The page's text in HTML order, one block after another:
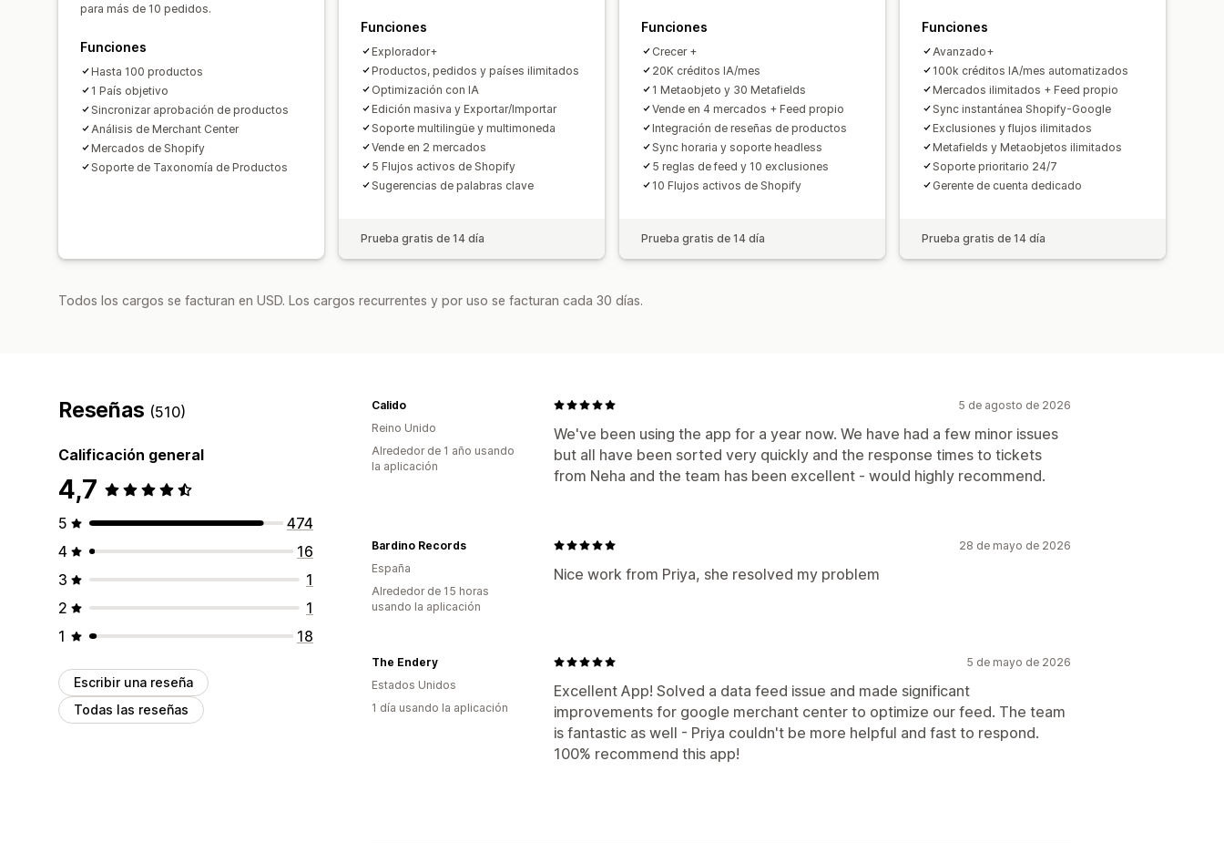
para más de 10 pedidos.
Funciones
Hasta 100 productos
1 País objetivo
Sincronizar aprobación de productos
Análisis de Merchant Center
Mercados de Shopify
Soporte de Taxonomía de Productos
Funciones
Explorador+
Productos, pedidos y países ilimitados
Optimización con IA
Edición masiva y Exportar/Importar
Soporte multilingüe y multimoneda
Vende en 2 mercados
5 Flujos activos de Shopify
Sugerencias de palabras clave
Prueba gratis de 14 día
Funciones
Crecer +
20K créditos IA/mes
1 Metaobjeto y 30 Metafields
Vende en 4 mercados + Feed propio
Integración de reseñas de productos
Sync horaria y soporte headless
5 reglas de feed y 10 exclusiones
10 Flujos activos de Shopify
Prueba gratis de 14 día
Funciones
Avanzado+
100k créditos IA/mes automatizados
Mercados ilimitados + Feed propio
Sync instantánea Shopify-Google
Exclusiones y flujos ilimitados
Metafields y Metaobjetos ilimitados
Soporte prioritario 24/7
Gerente de cuenta dedicado
Prueba gratis de 14 día
Todos los cargos se facturan en USD. Los cargos recurrentes y por uso se facturan cada 30 días.
Reseñas (510)
Calificación general
4,7
5
474
4
16
3
1
2
1
1
18
Escribir una reseña
Todas las reseñas
5 de agosto de 2026
We've been using the app for a year now. We have had a few minor issues
but all have been sorted very quickly and the response times to tickets
from Neha and the team has been excellent - would highly recommend.
Calido
Reino Unido
Alrededor de 1 año usando
la aplicación
28 de mayo de 2026
Nice work from Priya, she resolved my problem
Bardino Records
España
Alrededor de 15 horas
usando la aplicación
5 de mayo de 2026
Excellent App! Solved a data feed issue and made significant
improvements for google merchant center to optimize our feed. The team
is fantastic as well - Priya couldn't be more helpful and fast to respond.
100% recommend this app!
The Endery
Estados Unidos
1 día usando la aplicación